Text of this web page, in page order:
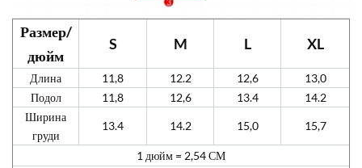
Размер/
дюйм
S M L XL
Длина 11,8 12.2 12,6
13,0
Подол
11,8 12,6 13.4
14.2
Ширина
груди
13.4 14.2 15,0 15,7
1 дюйм = 2,54 СМ